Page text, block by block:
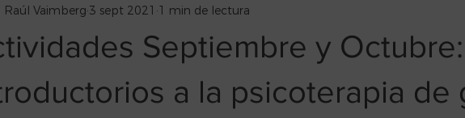
Septiembre y Octubre:
a la psicoterapia de
Raúl Vaimberg 3 sept 2021 1 min de lectura